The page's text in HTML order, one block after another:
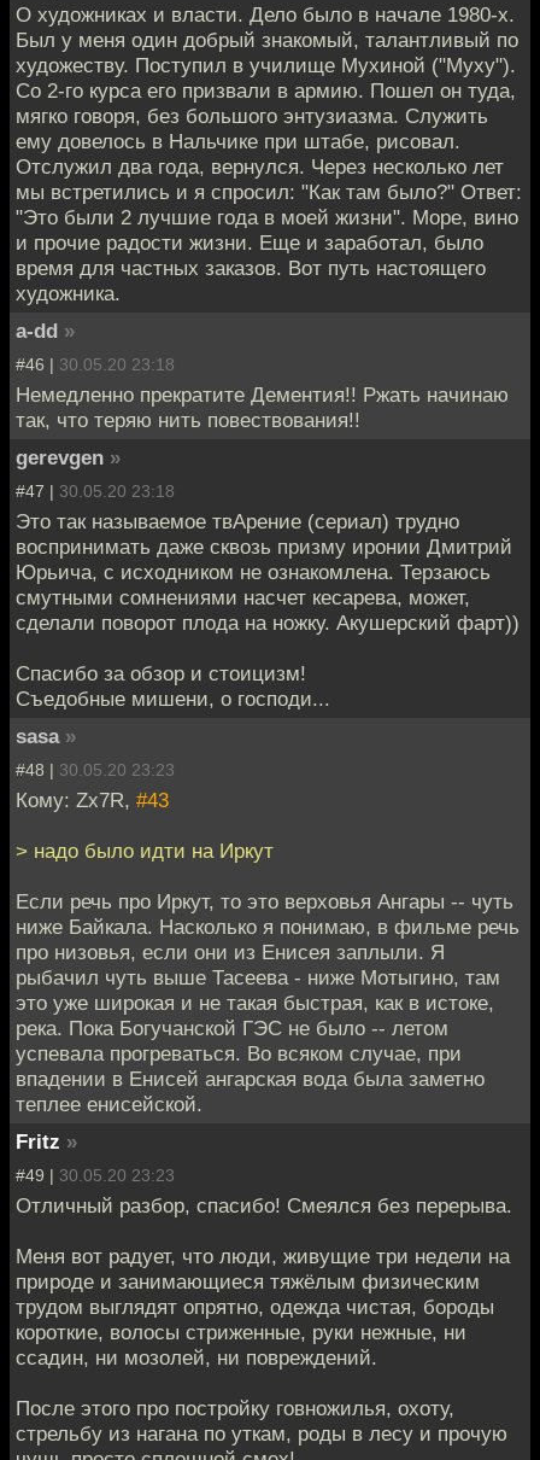
О художниках и власти. Дело было в начале 1980-х.
Был у меня один добрый знакомый, талантливый по
художеству. Поступил в училище Мухиной ("Муху").
Со 2-го курса его призвали в армию. Пошел он туда,
мягко говоря, без большого энтузиазма. Служить
ему довелось в Нальчике при штабе, рисовал.
Отслужил два года, вернулся. Через несколько лет
мы встретились и я спросил: "Как там было?" Ответ:
"Это были 2 лучшие года в моей жизни". Море, вино
и прочие радости жизни. Еще и заработал, было
время для частных заказов. Вот путь настоящего
художника.
a-dd »
#46 | 30.05.20 23:18
Немедленно прекратите Дементия!! Ржать начинаю
так, что теряю нить повествования!!
gerevgen »
#47 | 30.05.20 23:18
Это так называемое твАрение (сериал) трудно
воспринимать даже сквозь призму иронии Дмитрий
Юрьича, с исходником не ознакомлена. Терзаюсь
смутными сомнениями насчет кесарева, может,
сделали поворот плода на ножку. Акушерский фарт))
Спасибо за обзор и стоицизм!
Съедобные мишени, о господи...
sasa »
#48 | 30.05.20 23:23
Кому: Zx7R, #43
> надо было идти на Иркут
Если речь про Иркут, то это верховья Ангары -- чуть
ниже Байкала. Насколько я понимаю, в фильме речь
про низовья, если они из Енисея заплыли. Я
рыбачил чуть выше Тасеева - ниже Мотыгино, там
это уже широкая и не такая быстрая, как в истоке,
река. Пока Богучанской ГЭС не было -- летом
успевала прогреваться. Во всяком случае, при
впадении в Енисей ангарская вода была заметно
теплее енисейской.
Fritz »
#49 | 30.05.20 23:23
Отличный разбор, спасибо! Смеялся без перерыва.
Меня вот радует, что люди, живущие три недели на
природе и занимающиеся тяжёлым физическим
трудом выглядят опрятно, одежда чистая, бороды
короткие, волосы стриженные, руки нежные, ни
ссадин, ни мозолей, ни повреждений.
После этого про постройку говножилья, охоту,
стрельбу из нагана по уткам, роды в лесу и прочую